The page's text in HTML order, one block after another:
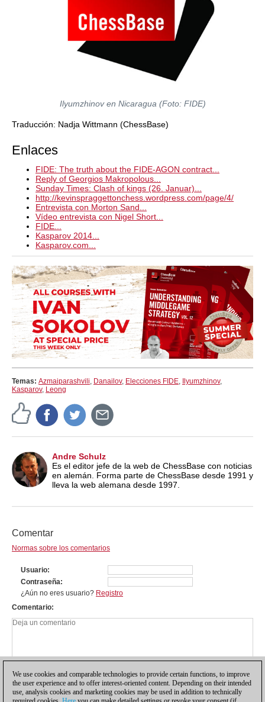
Ilyumzhinov en Nicaragua (Foto: FIDE)
Traducción: Nadja Wittmann (ChessBase)
Enlaces
FIDE: The truth about the FIDE-AGON contract...
Reply of Georgios Makropolous...
Sunday Times: Clash of kings (26. Januar)...
http://kevinspraggettonchess.wordpress.com/page/4/
Entrevista con Morton Sand...
Vídeo entrevista con Nigel Short...
FIDE...
Kasparov 2014...
Kasparov.com...
Temas: Azmaiparashvili, Danailov, Elecciones FIDE, Ilyumzhinov,
Kasparov, Leong
Andre Schulz
Es el editor jefe de la web de ChessBase con noticias
en alemán. Forma parte de ChessBase desde 1991 y
lleva la web alemana desde 1997.
Comentar
Normas sobre los comentarios
Usuario
Contraseña
¿Aún no eres usuario? Registro
Comentario
We use cookies and comparable technologies to provide certain functions, to improve
the user experience and to offer interest-oriented content. Depending on their intended
use, analysis cookies and marketing cookies may be used in addition to technically